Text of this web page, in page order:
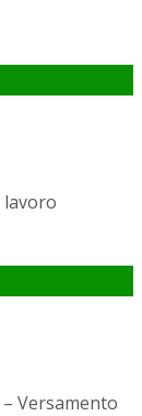
lavoro
Versamento